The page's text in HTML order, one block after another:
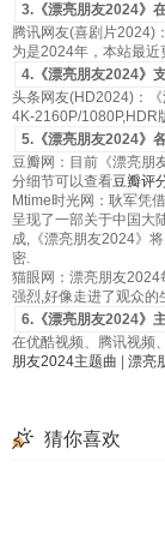
3.《漂亮朋友2024》
腾讯网友(喜剧片2024)
为是2024年，本站最
4.《漂亮朋友2024》
头条网友(HD2024)：
4K-2160P/1080P,HDR
5.《漂亮朋友2024》
豆瓣网：目前《漂亮朋
分细节可以查看豆瓣评
Mtime时光网：耿军凭
呈现了一部关于中国大
成,《漂亮朋友2024》
密.
猫眼网：漂亮朋友2024
强烈,好像走进了观众的
6.《漂亮朋友2024》
在优酷视频、腾讯视频
朋友2024主题曲
漂亮
猜你喜欢